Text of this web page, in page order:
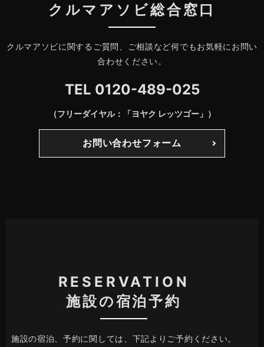
クルマアソビ総合窓口
クルマアソビに関するご質問、ご相談など何でもお気軽にお問い
合わせください。
TEL 0120-489-025
（フリーダイヤル：「ヨヤク レッツゴー」）
お問い合わせフォーム
RESERVATION
施設の宿泊予約
施設の宿泊、予約に関しては、下記よりご予約ください。